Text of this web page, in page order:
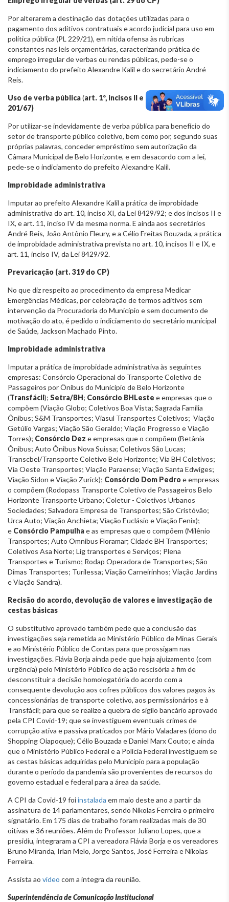
Por alterarem a destinação das dotações utilizadas para o
pagamento dos aditivos contratuais e acordo judicial para uso em
política pública (PL 229/21), em nítida ofensa às rubricas
constantes nas leis orçamentárias, caracterizando prática de
emprego irregular de verbas ou rendas públicas, pede-se o
indiciamento do prefeito Alexandre Kalil e do secretário André
Reis.
Uso de verba pública(art. 1º, incisos II e IX, do Decreto-Lei
201/67)
Por utilizar-se indevidamente de verba pública para benefício do
setor de transporte público coletivo, bem como por, segundo suas
próprias palavras, conceder empréstimo sem autorização da
Câmara Municipal de Belo Horizonte, e em desacordo com a lei,
pede-se o indiciamento do prefeito Alexandre Kalil.
Improbidade administrativa
Imputar ao prefeito Alexandre Kalil a prática de improbidade
administrativa do art. 10, inciso XI, da Lei 8429/92; e dos incisos II e
IX, e art. 11, inciso IV da mesma norma. E ainda aos secretários
André Reis, João Antônio Fleury, e a Célio Freitas Bouzada, a prática
de improbidade administrativa prevista no art. 10, incisos II e IX, e
art. 11, inciso IV, da Lei 8429/92.
Prevaricação (art. 319 do CP)
No que diz respeito ao procedimento da empresa Medicar
Emergências Médicas, por celebração de termos aditivos sem
intervenção da Procuradoria do Município e sem documento de
motivação do ato, é pedido o indiciamento do secretário municipal
de Saúde, Jackson Machado Pinto.
Improbidade administrativa
Imputar a prática de improbidade administrativa às seguintes
empresas: Consórcio Operacional do Transporte Coletivo de
Passageiros por Ônibus do Município de Belo Horizonte
(Transfácil); Setra/BH; Consórcio BHLeste e empresas que o
compõem (Viação Globo; Coletivos Boa Vista; Sagrada Família
Ônibus; S&M Transportes; Viasul Transportes Coletivos; Viação
Getúlio Vargas; Viação São Geraldo; Viação Progresso e Viação
Torres); Consórcio Dez e empresas que o compõem (Betânia
Ônibus; Auto Ônibus Nova Suissa; Coletivos São Lucas;
Transcbel/Transporte Coletivo Belo Horizonte; Via BH Coletivos;
Via Oeste Transportes; Viação Paraense; Viação Santa Edwiges;
Viação Sidon e Viação Zurick); Consórcio Dom Pedroe empresas
o compõem (Rodopass Transporte Coletivo de Passageiros Belo
Horizonte Transporte Urbano; Coletur - Coletivos Urbanos
Sociedades; Salvadora Empresa de Transportes; São Cristóvão;
Urca Auto; Viação Anchieta; Viação Euclásio e Viação Fenix);
e Consórcio Pampulhae as empresas que o compõem (Milênio
Transportes; Auto Omnibus Floramar; Cidade BH Transportes;
Coletivos Asa Norte; Lig transportes e Serviços; Plena
Transportes e Turismo; Rodap Operadora de Transportes; São
Dimas Transportes; Turilessa; Viação Carneirinhos; Viação Jardins
e Viação Sandra).
Recisão do acordo, devolução de valores e investigação de
cestas básicas
O substitutivo aprovado também pede que a conclusão das
investigações seja remetida ao Ministério Público de Minas Gerais
e ao Ministério Público de Contas para que prossigam nas
investigações. Flávia Borja ainda pede que haja ajuizamento (com
urgência) pelo Ministério Público de ação rescisória a fim de
desconstituir a decisão homologatória do acordo com a
consequente devolução aos cofres públicos dos valores pagos às
concessionárias de transporte coletivo, aos permissionários e à
Transfácil; para que se realize a quebra de sigilo bancário aprovado
pela CPI Covid-19; que se investiguem eventuais crimes de
corrupção ativa e passiva praticados por Mário Valadares (dono do
Shopping Oiapoque); Célio Bouzada e Daniel Marx Couto; e ainda
que o Ministério Público Federal e a Polícia Federal investiguem se
as cestas básicas adquiridas pelo Município para a população
durante o período da pandemia são provenientes de recursos do
governo estadual e federal para a área da saúde.
A CPI da Covid-19 foiinstalada em maio deste ano a partir da
assinatura de 14 parlamentares, sendo Nikolas Ferreira o primeiro
signatário. Em 175 dias de trabalho foram realizadas mais de 30
oitivas e 36 reuniões. Além do Professor Juliano Lopes, que a
presidiu, integraram a CPI a vereadora Flávia Borja e os vereadores
Bruno Miranda, Irlan Melo, Jorge Santos, José Ferreira e Nikolas
Ferreira.
Assista ao vídeo com a íntegra da reunião.
Superintendência de Comunicação Institucional